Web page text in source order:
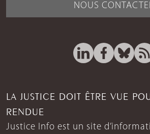
NOUS
LA JUSTICE DOIT ÊTRE VUE
RENDUE
Justice Info est un site